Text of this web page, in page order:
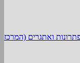
ואתגרים (המרכז